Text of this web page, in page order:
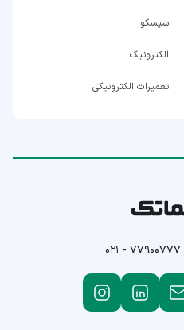
سیسکو
الکترونیک
تعمیرات الکترونیکی
۰۲۱ - ۷۷۹۰۰۷۷۷